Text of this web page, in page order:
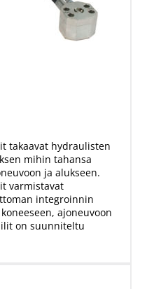
takaavat hydraulisten
mihin tahansa
ja alukseen.
varmistavat
integroinnin
ajoneuvoon
on suunniteltu